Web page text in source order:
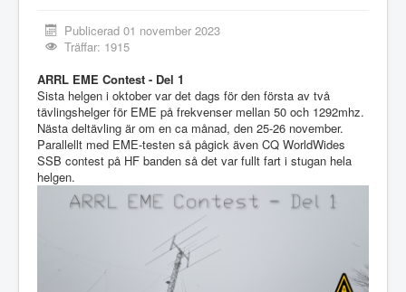
Publicerad 01 november 2023
Träffar: 1915
ARRL EME Contest - Del 1
Sista helgen i oktober var det dags för den första av två
tävlingshelger för EME på frekvenser mellan 50 och 1292mhz.
Nästa deltävling är om en ca månad, den 25-26 november.
Parallellt med EME-testen så pågick även CQ WorldWides
SSB contest på HF banden så det var fullt fart i stugan hela
helgen.